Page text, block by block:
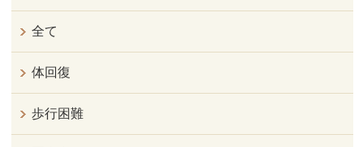
全て
体回復
歩行困難